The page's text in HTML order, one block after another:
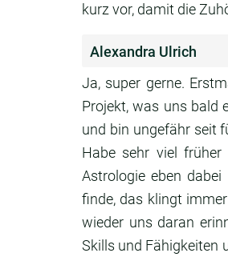
kurz vor, damit die
Alexandra Ulrich
Ja, super gerne.
Projekt,was uns bald
und bin ungefähr seit
Habe sehr viel
Astrologie eben dabei
finde, das klingt
wieder uns daran
Skills und Fähigkeiten